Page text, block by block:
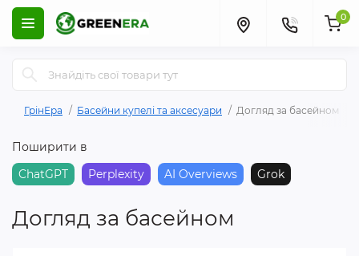
0
ГрінЕра Басейни купелі та аксесуари Догляд за басейном
Поширити в
ChatGPT
Perplexity AI Overviews Grok
Догляд за басейном